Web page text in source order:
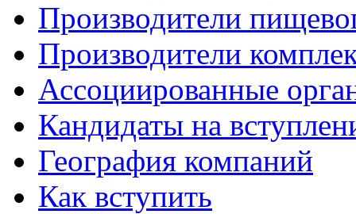
Производители
Производители
Ассоциированные
Кандидаты на
География компаний
Как вступить